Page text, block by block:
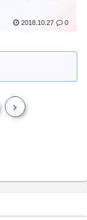
2018.10.27 0
次